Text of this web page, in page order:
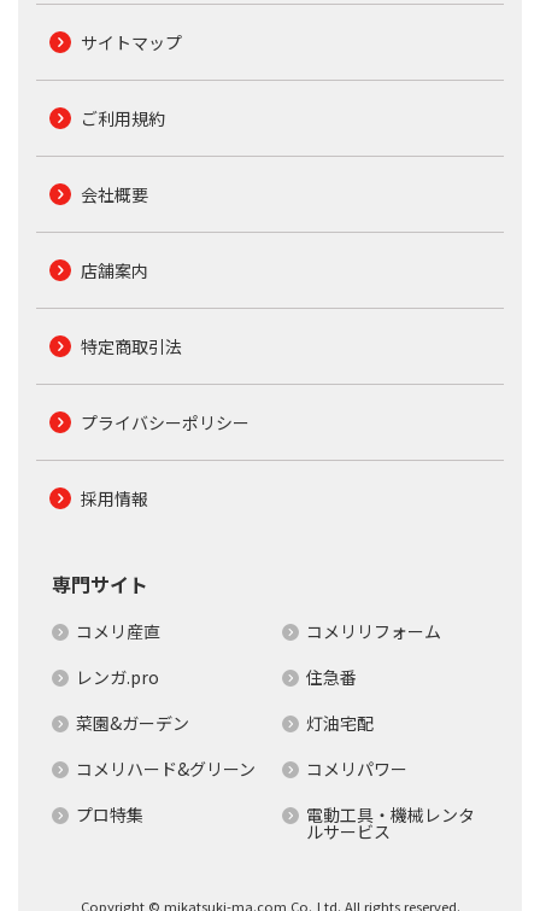
サイトマップ
ご利用規約
会社概要
店舗案内
特定商取引法
プライバシーポリシー
採用情報
専門サイト
コメリ産直
コメリリフォーム
レンガ.pro
住急番
菜園&ガーデン
灯油宅配
コメリハード&グリーン
コメリパワー
プロ特集
電動工具・機械レンタ
ルサービス
Copyright © mikatsuki-ma.com Co.,Ltd. All rights reserved.